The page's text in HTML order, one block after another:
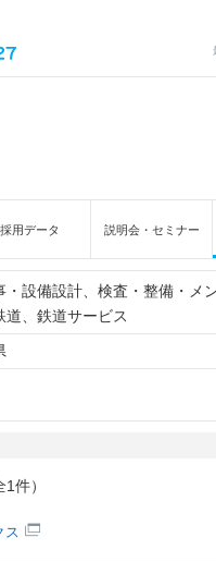
採用データ 説明会・セミナー
・設備設計
検査・整備・メ
道 鉄道サービス
1件）
ス